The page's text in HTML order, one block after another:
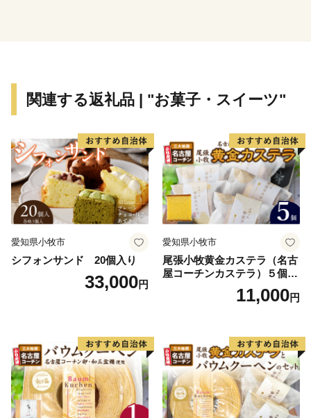
関連する返礼品 | "お菓子・スイーツ"
愛知県小牧市
シフォンサンド 20個入り
33,000円
愛知県小牧市
尾張小牧黄金カステラ（名古
屋コーチンカステラ）５個入
名古屋コーチン カステラ ザ
ラメ 常温 愛知県 小牧市 アン
11,000円